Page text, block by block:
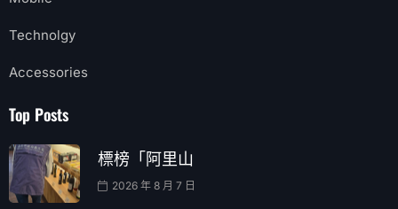
Technolgy
Accessories
Top Posts
標榜「阿里山
2026 年 8 月 7 日